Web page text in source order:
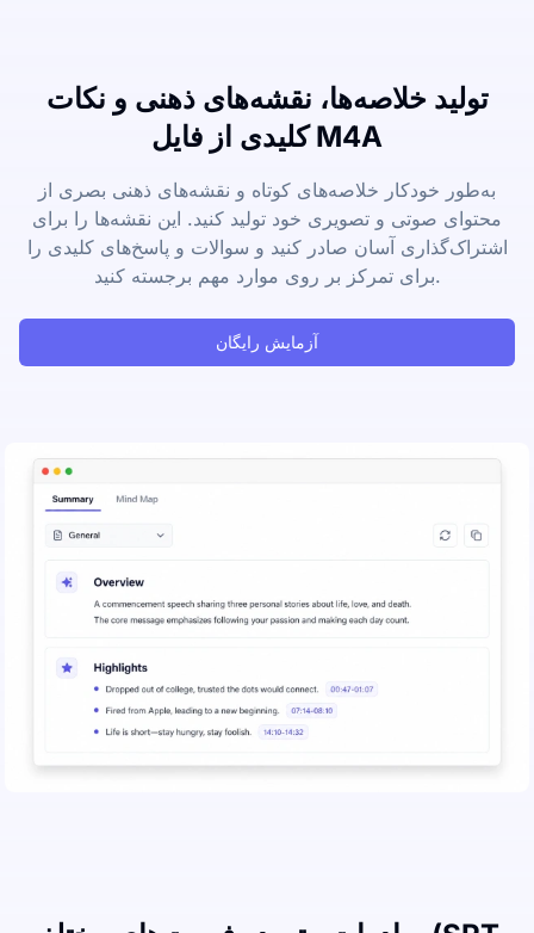
تولید خلاصه‌ها، نقشه‌های ذهنی و نکات
کلیدی از فایل M4A
به‌طور خودکار خلاصه‌های کوتاه و نقشه‌های ذهنی بصری از
محتوای صوتی و تصویری خود تولید کنید. این نقشه‌ها را برای
اشتراک‌گذاری آسان صادر کنید و سوالات و پاسخ‌های کلیدی را
برای تمرکز بر روی موارد مهم برجسته کنید.
آزمایش رایگان